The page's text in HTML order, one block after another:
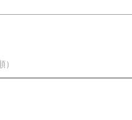
ダです！(●ω●*) （調べたい銘
と嬉しいです(●ω●´) ①
）